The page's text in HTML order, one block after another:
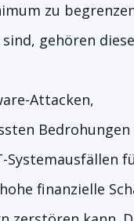
zu
gehören
Attacken,
finanzielle